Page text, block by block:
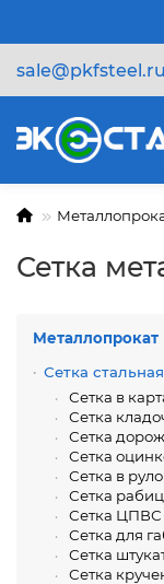
sale@pkfsteel.ru
Сетка
Металлопрокат
Сетка стальная
Сетка в
Сетка
Сетка
Сетка
Сетка в
Сетка
Сетка ЦПВС
Сетка для
Сетка
Сетка